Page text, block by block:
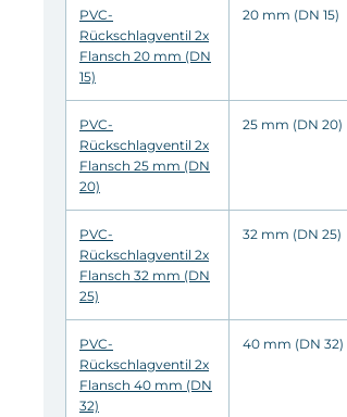
PVC-
Rückschlagventil 2x
Flansch 20 mm (DN
15)
20 mm (DN 15)
PVC-
Rückschlagventil 2x
Flansch 25 mm (DN
20)
25 mm (DN 20)
PVC-
Rückschlagventil 2x
Flansch 32 mm (DN
25)
32 mm (DN 25)
PVC-
Rückschlagventil 2x
Flansch 40 mm (DN
32)
40 mm (DN 32)